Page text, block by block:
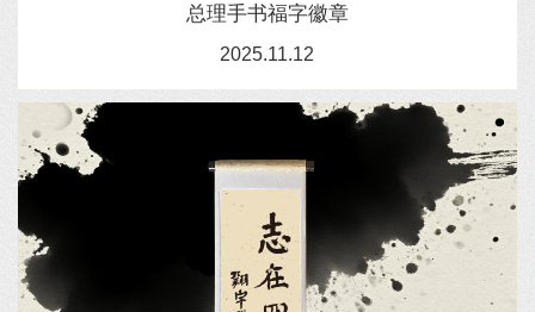
总理手书福字徽章
2025.11.12